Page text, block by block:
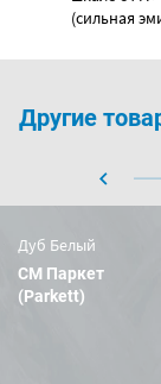
(сильная
Другие
Дуб Белый
CM Паркет
(Parkett)